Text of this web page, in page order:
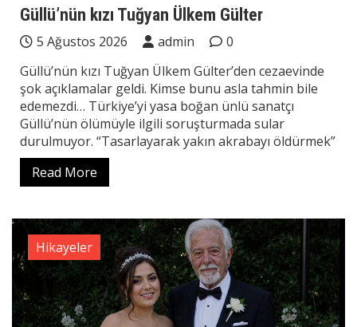
Güllü’nün kızı Tuğyan Ülkem Gülter
5 Ağustos 2026 admin
0
Güllü’nün kızı Tuğyan Ülkem Gülter’den cezaevinde
şok açıklamalar geldi. Kimse bunu asla tahmin bile
edemezdi… Türkiye’yi yasa boğan ünlü sanatçı
Güllü’nün ölümüyle ilgili soruşturmada sular
durulmuyor. “Tasarlayarak yakın akrabayı öldürmek”
Read More
Hikayeler